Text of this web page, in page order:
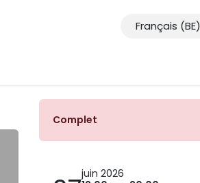
Français (BE)
Complet
juin 2026